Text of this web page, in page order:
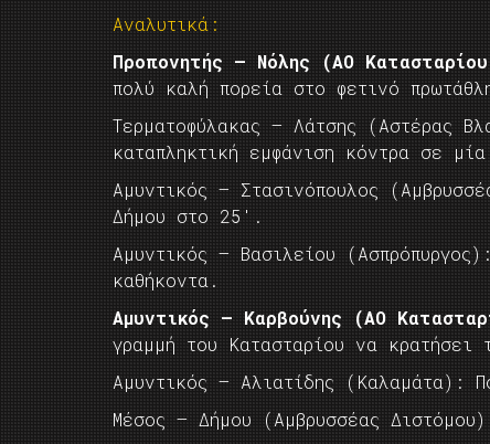
Αναλυτικά:
Προπονητής – Νόλης (ΑΟ
πολύ καλή πορεία στο φετινό
Τερματοφύλακας – Λάτσης (Αστέρας
καταπληκτική εμφάνιση κόντρα σε
Αμυντικός – Στασινόπουλος
Δήμου στο 25′.
Αμυντικός – Βασιλείου
καθήκοντα.
Αμυντικός – Καρβούνης (ΑΟ
γραμμή του Κατασταρίου να
Αμυντικός – Αλιατίδης (Καλαμάτα):
Μέσος – Δήμου (Αμβρυσσέας